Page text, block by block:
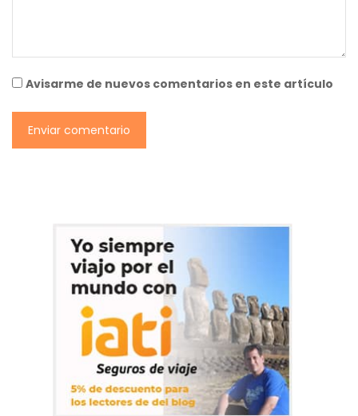
Avisarme de nuevos comentarios en este artículo